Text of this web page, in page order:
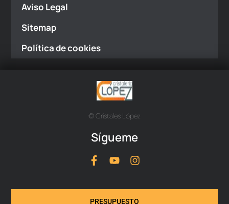
Aviso Legal
Sitemap
Política de cookies
© Cristales López
Sígueme
PRESUPUESTO